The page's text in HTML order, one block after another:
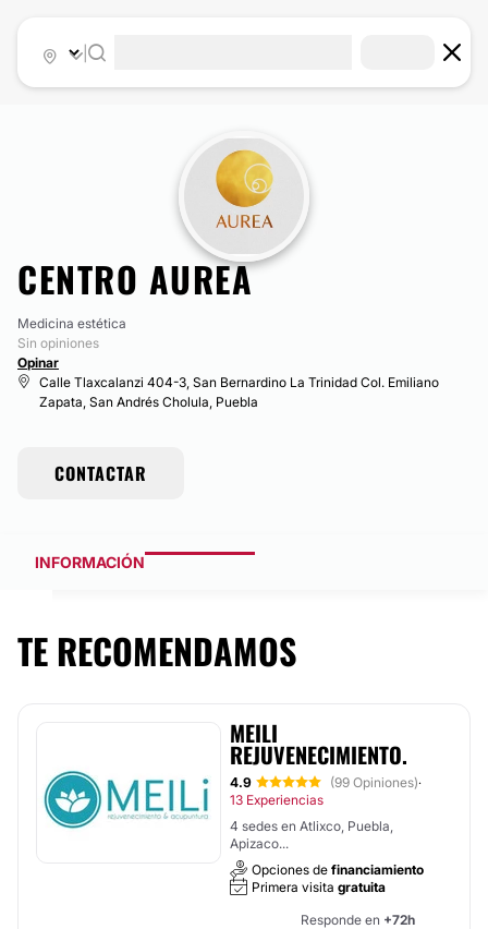
CENTRO AUREA
Medicina estética
Sin opiniones
Opinar
Calle Tlaxcalanzi 404-3, San Bernardino La Trinidad Col. Emiliano
Zapata, San Andrés Cholula, Puebla
CONTACTAR
INFORMACIÓN
TE RECOMENDAMOS
MEILI
REJUVENECIMIENTO.
4.9 (99 Opiniones)·
13 Experiencias
4 sedes en Atlixco, Puebla,
Apizaco...
Opciones de financiamiento
Primera visita gratuita
Responde en +72h